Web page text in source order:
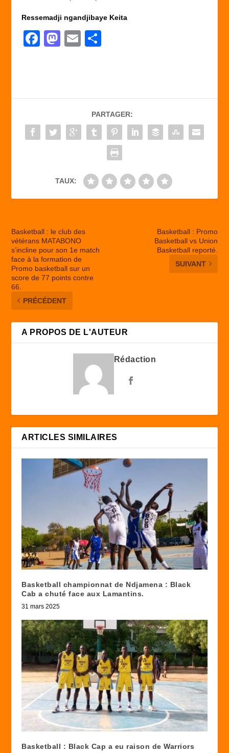
Ressemadji ngandjibaye Keita
F
b
o
o
M
d
o
n
E
er
PARTAGER:
TAUX:
Basketball : le club des
vétérans MATABONO
s’incline pour son 1e match
face à la formation de
Promo basketball sur un
score de 77 points contre
66.
PRÉCÉDENT
Basketball : Promo
Basketball vs Union
Basketball reporté.
SUIVANT
A PROPOS DE L'AUTEUR
Rédaction
ARTICLES SIMILAIRES
Basketball championnat de Ndjamena : Black
Cab a chuté face aux Lamantins.
31 mars 2025
Basketball : Black Cap a eu raison de Warriors